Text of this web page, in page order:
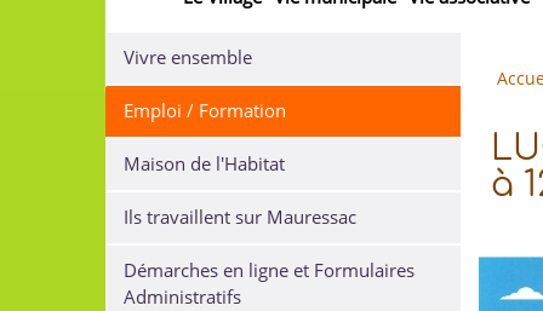
à
Vivre ensemble
Emploi / Formation
Maison de l'Habitat
Ils travaillent sur Mauressac
Démarches en ligne et Formulaires
Administratifs